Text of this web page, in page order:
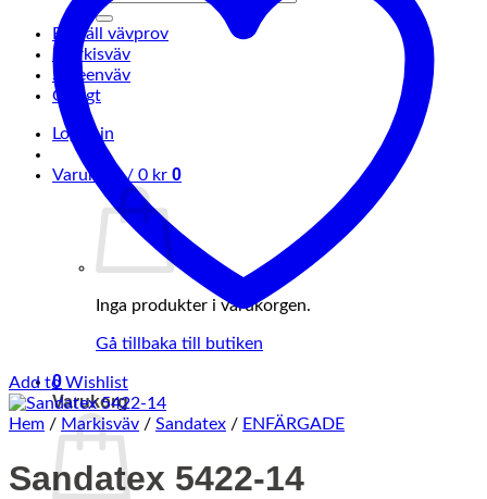
efter:
Beställ vävprov
Markisväv
Screenväv
Övrigt
Logga in
Varukorg / 0 kr 0
Inga produkter i varukorgen.
Gå tillbaka till butiken
0
Varukorg
Add to Wishlist
Hem / Markisväv / Sandatex / ENFÄRGADE
Sandatex 5422-14